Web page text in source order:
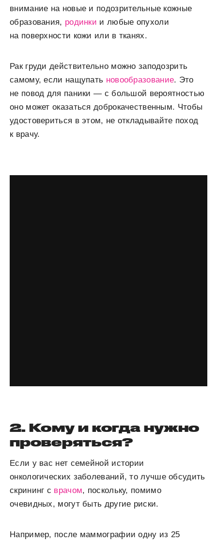
внимание на новые и подозрительные кожные
образования, родинки и любые опухоли
на поверхности кожи или в тканях.
Рак груди действительно можно заподозрить
самому, если нащупать новообразование. Это
не повод для паники — с большой вероятностью
оно может оказаться доброкачественным. Чтобы
удостовериться в этом, не откладывайте поход
к врачу.
2. Кому и когда нужно
проверяться?
Если у вас нет семейной истории
онкологических заболеваний, то лучше обсудить
скрининг с врачом, поскольку, помимо
очевидных, могут быть другие риски.
Например, после маммографии одну из 25